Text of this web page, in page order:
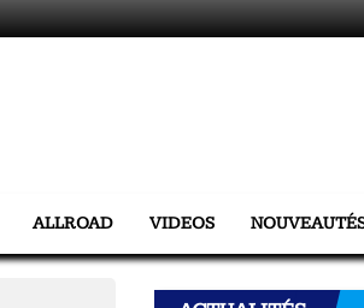
ALLROAD VIDEOS